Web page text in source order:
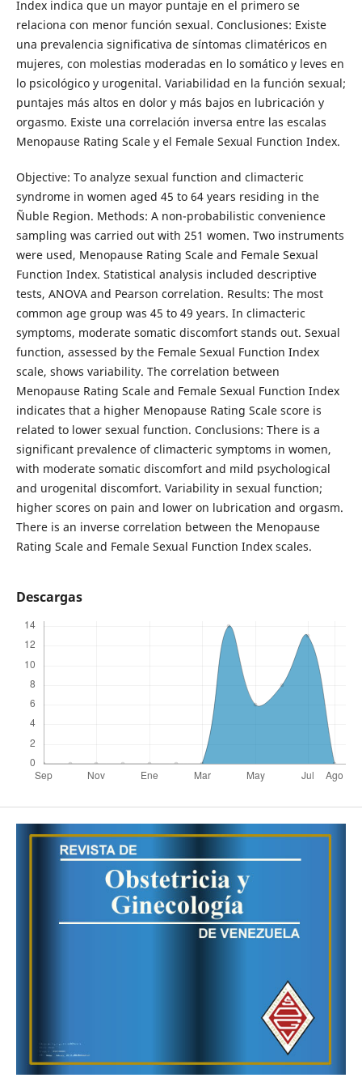
Index indica que un mayor puntaje en el primero se
relaciona con menor función sexual. Conclusiones: Existe
una prevalencia significativa de síntomas climatéricos en
mujeres, con molestias moderadas en lo somático y leves en
lo psicológico y urogenital. Variabilidad en la función sexual;
puntajes más altos en dolor y más bajos en lubricación y
orgasmo. Existe una correlación inversa entre las escalas
Menopause Rating Scale y el Female Sexual Function Index.
Objective: To analyze sexual function and climacteric
syndrome in women aged 45 to 64 years residing in the
Ñuble Region. Methods: A non-probabilistic convenience
sampling was carried out with 251 women. Two instruments
were used, Menopause Rating Scale and Female Sexual
Function Index. Statistical analysis included descriptive
tests, ANOVA and Pearson correlation. Results: The most
common age group was 45 to 49 years. In climacteric
symptoms, moderate somatic discomfort stands out. Sexual
function, assessed by the Female Sexual Function Index
scale, shows variability. The correlation between
Menopause Rating Scale and Female Sexual Function Index
indicates that a higher Menopause Rating Scale score is
related to lower sexual function. Conclusions: There is a
significant prevalence of climacteric symptoms in women,
with moderate somatic discomfort and mild psychological
and urogenital discomfort. Variability in sexual function;
higher scores on pain and lower on lubrication and orgasm.
There is an inverse correlation between the Menopause
Rating Scale and Female Sexual Function Index scales.
Descargas